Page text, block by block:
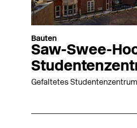
Bauten
Saw-Swee-
Gefaltetes Studentenzentrum